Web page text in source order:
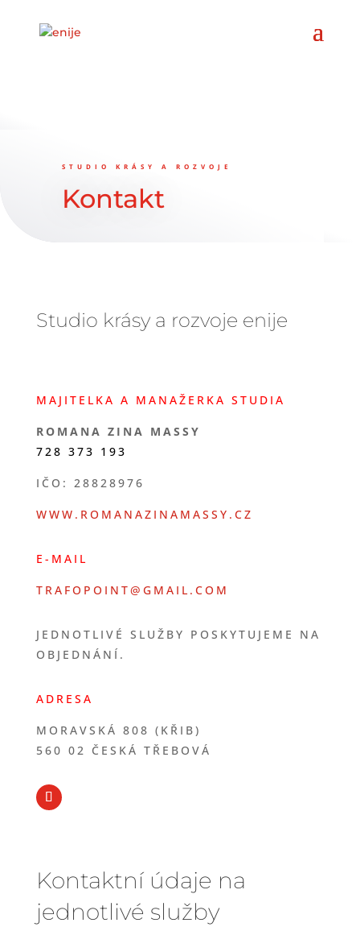
STUDIO KRÁSY A ROZVOJE
Kontakt
Studio krásy a rozvoje enije
MAJITELKA A MANAŽERKA STUDIA
ROMANA ZINA MASSY
728 373 193
IČO: 28828976
WWW.ROMANAZINAMASSY.CZ
E-MAIL
TRAFOPOINT@GMAIL.COM
JEDNOTLIVÉ SLUŽBY POSKYTUJEME NA
OBJEDNÁNÍ.
ADRESA
MORAVSKÁ 808 (KŘIB)
560 02 ČESKÁ TŘEBOVÁ
Kontaktní údaje na
jednotlivé služby